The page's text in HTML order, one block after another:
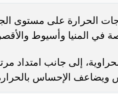
الحرارة على مستوى
صحراوية، إلى جانب
ويضاعف الإحساس